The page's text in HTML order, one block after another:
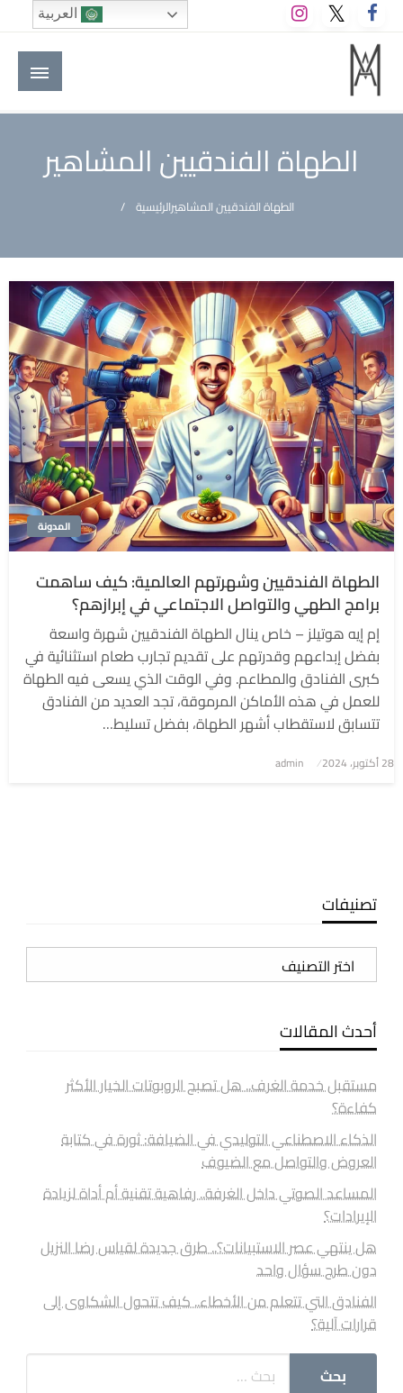
التخطي
إلى
المحتوى
M A hotels | إم ايه هوتيلز
الموقع الأول للعاملين في الفنادق في العالم العربي
الطهاة الفندقيين المشاهير
الرئيسيةالطهاة الفندقيين المشاهير
المدونة
الطهاة الفندقيين وشهرتهم العالمية: كيف ساهمت
برامج الطهي والتواصل الاجتماعي في إبرازهم؟
إم إيه هوتيلز – خاص ينال الطهاة الفندقيين شهرة واسعة
بفضل إبداعهم وقدرتهم على تقديم تجارب طعام استثنائية في
كبرى الفنادق والمطاعم. وفي الوقت الذي يسعى فيه الطهاة
للعمل في هذه الأماكن المرموقة، تجد العديد من الفنادق
تتسابق لاستقطاب أشهر الطهاة، بفضل تسليط…
نُشر
28 أكتوبر، 2024 admin
تصنيفات
تصنيفات
أحدث المقالات
مستقبل خدمة الغرف.. هل تصبح الروبوتات الخيار الأكثر
كفاءة؟
الذكاء الاصطناعي التوليدي في الضيافة: ثورة في كتابة
العروض والتواصل مع الضيوف
المساعد الصوتي داخل الغرفة.. رفاهية تقنية أم أداة لزيادة
الإيرادات؟
هل ينتهي عصر الاستبيانات؟.. طرق جديدة لقياس رضا النزيل
دون طرح سؤال واحد
الفنادق التي تتعلم من الأخطاء.. كيف تتحول الشكاوى إلى
قرارات آلية؟
العربية